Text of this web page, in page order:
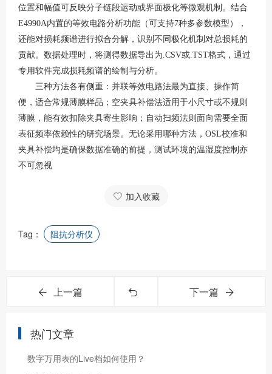
位置和幅值可反映分子链段运动或界面极化等微观机制。结合
E4990A内置的等效电路分析功能（可支持7种多参数模型），
还能对损耗频谱进行拟合分解，识别不同极化机制对总损耗的
贡献。数据处理时，将测得数据导出为.CSV或.TST格式，通过
专用软件完成损耗频谱的绘制与分析。
三种方法各有侧重：并联等效电路法最为直接、操作简
便，适合常规薄膜样品；空夹具补偿法适用于小尺寸或不规则
薄膜，能有效扣除夹具寄生影响；自动扫频法则面向需要全面
表征频率依赖性的研究场景。无论采用哪种方法， OSL校准和
夹具补偿均是确保数据准确的前提，测试环境的温湿度控制亦
不可忽视
加入收藏
Tag： 阻抗分析仪
上一篇 下一篇
热门文章
数字万用表的Live档如何使用？